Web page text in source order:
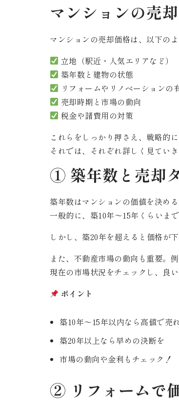
マンションの売
マンションの売却価格は、以下の
立地（駅近・人気エリアなど）
築年数と建物の状態
リフォームやリノベーションの
売却時期と市場の動向
税金や諸費用の対策
これらをしっかり押さえ、戦略的
それでは、それぞれ詳しく見ていき
① 築年数と売却
築年数はマンションの価値を決める
一般的に、築10年〜15年くらいま
しかし、築20年を超えると価格が
また、不動産市場の動向も重要。
現在の市場状況をチェックし、良
ポイント
築10年～15年以内なら高値で売
築20年以上なら早めの決断を
市場の動向や金利もチェック！
② リフォームで